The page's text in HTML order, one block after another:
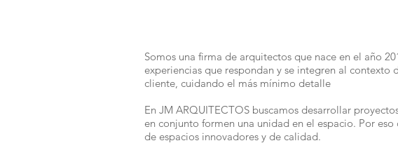
Somos una firma de arquitectos que nace en el año
experiencias que respondan y se integren al contexto
cliente, cuidando el más mínimo detalle
En JM ARQUITECTOS buscamos desarrollar
en conjunto formen una unidad en el espacio. Por
de espacios innovadores y de calidad.